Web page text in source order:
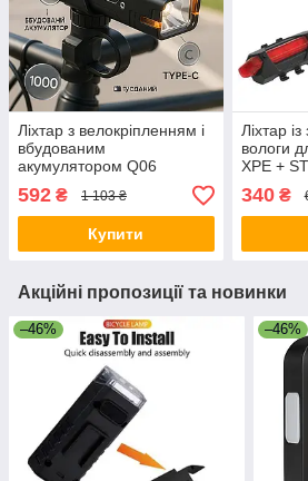
Ліхтар з велокріпленням і
вбудованим
акумулятором Q06
310LM, Фара на кермо
велосипеда RE-37
592 ₴ 1 103 ₴
Купити
Ліхтар
вологи
XPE +
340₴
Акційні пропозиції та новинки
–46% –46%